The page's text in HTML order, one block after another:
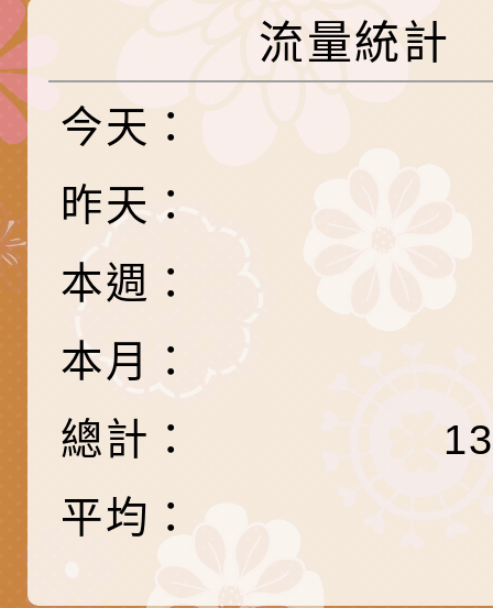
海報電子檔及活動介
檢送桃園市政府家庭
「小桃家7月課程資
「HELLO新鮮人」
養練習題」、「青少
書會」、「親密關係
坊」、「祖孫樂淘桃
徵件活動」海報
有關本局115年「暑
年─青春專案」LED
字稿
為配合政府政策宣導
者權益暨落實保護青
環境
檢送桃園市政府LED
字稿及LCD託播影片
有關桃園市政府家庭
服務資源資訊
檢送桃園市政府LED
字稿及LCD託播影（
函轉有關身心障礙者
（CRPD）第三次國
約專要文件及附件英
檢送行政院新聞傳播
月份公共服務政策溝
訊
轉知教育部國民及學
辦理「115年度促進
檢送桃園市政府LED
流量統計
今天：
昨天：
本週：
本月：
總計：
平均：